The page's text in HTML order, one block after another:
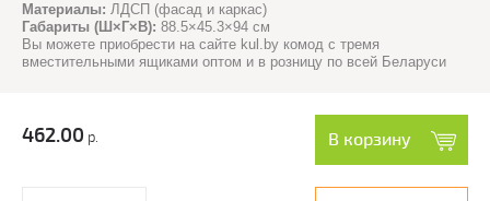
Материалы: ЛДСП (фасад и каркас)
Габариты (Ш×Г×В): 88.5×45.3×94 см
Вы можете приобрести на сайте kul.by комод с тремя
вместительными ящиками оптом и в розницу по всей Беларуси
462.00 р. В корзину